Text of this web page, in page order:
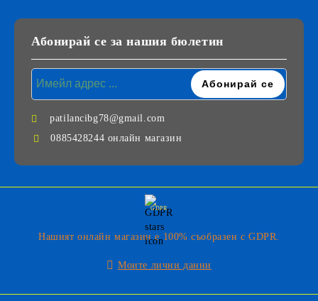
Абонирай се за нашия бюлетин
patilancibg78@gmail.com
0885428244 онлайн магазин
GDPR
Нашият онлайн магазин е 100% съобразен с GDPR.
Моите лични данни